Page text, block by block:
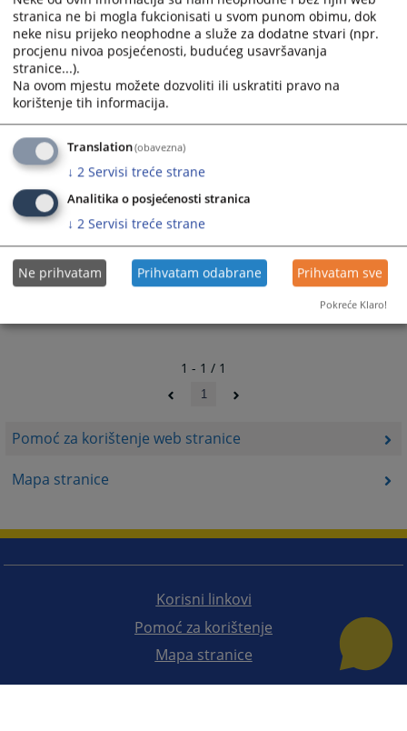
Pomoć za korištenje web stranice
Mapa stranice
1 - 1 / 1
1
Korisni linkovi
Pomoć za korištenje
Mapa stranice
stranica ne bi mogla fukcionisati u svom punom obimu, dok
neke nisu prijeko neophodne a služe za dodatne stvari (npr.
procjenu nivoa posjećenosti, budućeg usavršavanja
stranice...).
Na ovom mjestu možete dozvoliti ili uskratiti pravo na
korištenje tih informacija.
Translation(obavezna)
↓ 2 Servisi treće strane
Analitika o posjećenosti stranica
↓ 2 Servisi treće strane
Ne prihvatam Prihvatam odabrane Prihvatam sve
Pokreće Klaro!